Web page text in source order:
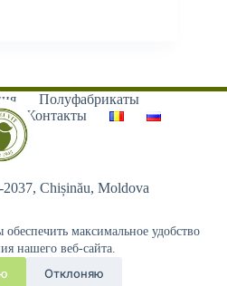
максимальное удобство
нашего веб-сайта.
Отклоняю
Полуфабрикаты
Контакты
Chișinău, Moldova